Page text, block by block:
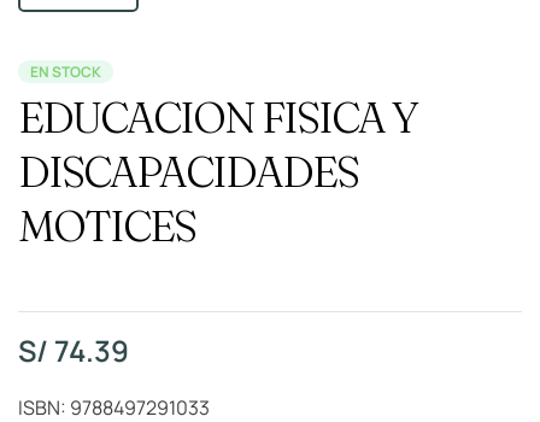
EN STOCK
EDUCACION FISICA Y
DISCAPACIDADES
MOTICES
S/ 74.39
ISBN: 9788497291033